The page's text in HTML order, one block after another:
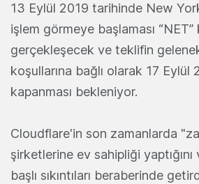
13 Eylül 2019 tarihinde New
işlem görmeye başlaması
gerçekleşecek ve teklifin
koşullarına bağlı olarak 17 Eylül
kapanması bekleniyor.
Cloudflare'in son zamanlarda
şirketlerine ev sahipliği
başlı sıkıntıları beraberinde